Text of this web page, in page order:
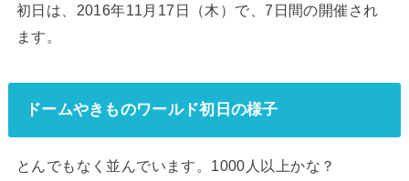
初日は、2016年11月17日（木）で、7日間の開催され
ます。
ドームやきものワールド初日の様子
とんでもなく並んでいます。1000人以上かな？